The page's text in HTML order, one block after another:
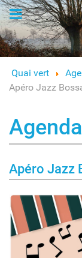
Quai vert
Apéro Jazz
Apéro Jazz